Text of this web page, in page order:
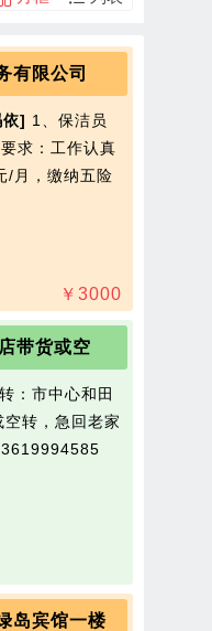
有限公司
] 1、保洁员
求：工作认真
/月，缴纳五险
￥ 3000
带货或空
：市中心和田
转，急回老家
岛宾馆一楼